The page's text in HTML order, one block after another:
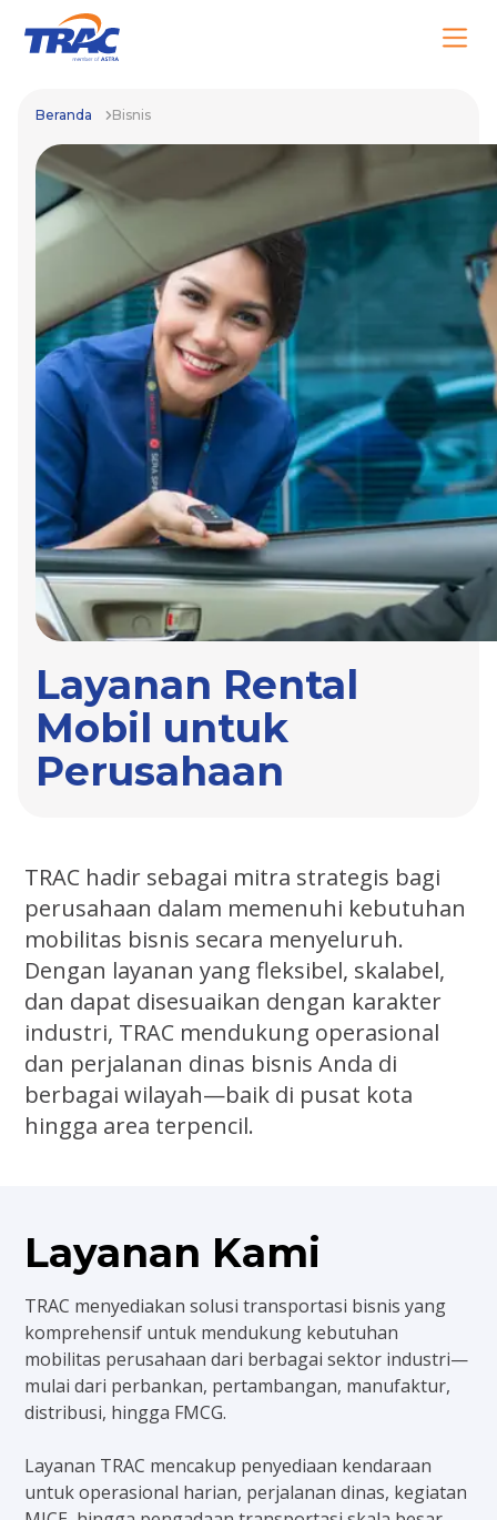
Beranda Bisnis
Layanan Rental
Mobil untuk
Perusahaan
TRAC hadir sebagai mitra strategis bagi
perusahaan dalam memenuhi kebutuhan
mobilitas bisnis secara menyeluruh.
Dengan layanan yang fleksibel, skalabel,
dan dapat disesuaikan dengan karakter
industri, TRAC mendukung operasional
dan perjalanan dinas bisnis Anda di
berbagai wilayah—baik di pusat kota
hingga area terpencil.
Layanan Kami
TRAC menyediakan solusi transportasi bisnis yang
komprehensif untuk mendukung kebutuhan
mobilitas perusahaan dari berbagai sektor industri—
mulai dari perbankan, pertambangan, manufaktur,
distribusi, hingga FMCG.
Layanan TRAC mencakup penyediaan kendaraan
untuk operasional harian, perjalanan dinas, kegiatan